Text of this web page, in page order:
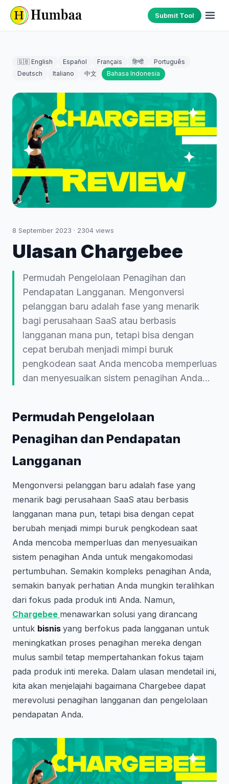
Submit Tool
🇬🇧 English Español Français हिन्दी
Português
Deutsch
Italiano 中文 Bahasa Indonesia
8 September 2023 · 2304 views
Ulasan Chargebee
Permudah Pengelolaan Penagihan dan
Pendapatan Langganan. Mengonversi
pelanggan baru adalah fase yang menarik
bagi perusahaan SaaS atau berbasis
langganan mana pun, tetapi bisa dengan
cepat berubah menjadi mimpi buruk
pengkodean saat Anda mencoba memperluas
dan menyesuaikan sistem penagihan Anda...
Permudah Pengelolaan
Penagihan dan Pendapatan
Langganan
Mengonversi pelanggan baru adalah fase yang
menarik bagi perusahaan SaaS atau berbasis
langganan mana pun, tetapi bisa dengan cepat
berubah menjadi mimpi buruk pengkodean saat
Anda mencoba memperluas dan menyesuaikan
sistem penagihan Anda untuk mengakomodasi
pertumbuhan. Semakin kompleks penagihan Anda,
semakin banyak perhatian Anda mungkin teralihkan
dari fokus pada produk inti Anda. Namun,
Chargebee menawarkan solusi yang dirancang
untuk bisnis yang berfokus pada langganan untuk
meningkatkan proses penagihan mereka dengan
mulus sambil tetap mempertahankan fokus tajam
pada produk inti mereka. Dalam ulasan mendetail ini,
kita akan menjelajahi bagaimana Chargebee dapat
merevolusi penagihan langganan dan pengelolaan
pendapatan Anda.